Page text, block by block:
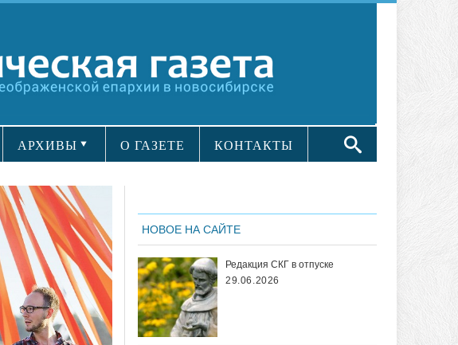
АРХИВЫ О ГАЗЕТЕ КОНТАКТЫ
НОВОЕ НА САЙТЕ
Редакция СКГ в отпуске
29.06.2026